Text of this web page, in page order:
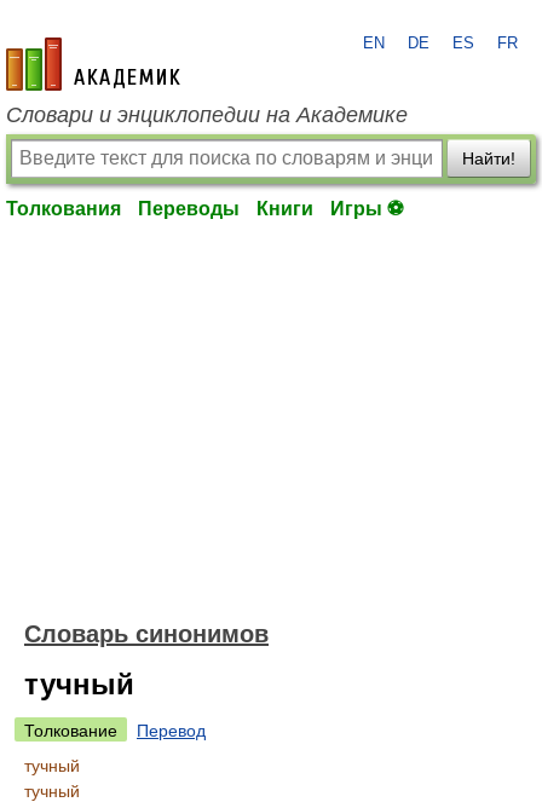
academic.ru
EN DE ES FR
Словари и энциклопедии на Академике
Найти!
Толкования Переводы Книги Игры ⚽
Словарь синонимов
тучный
Толкование
Перевод
тучный
тучный